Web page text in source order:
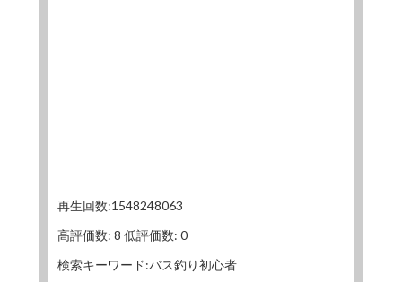
再生回数:1548248063
高評価数: 8 低評価数: 0
検索キーワード:バス釣り初心者